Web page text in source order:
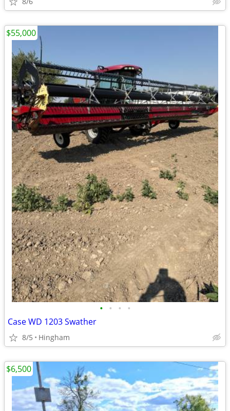
• • • •
Case WD 1203 Swather
8/5 Hingham
$55,000
$6,500